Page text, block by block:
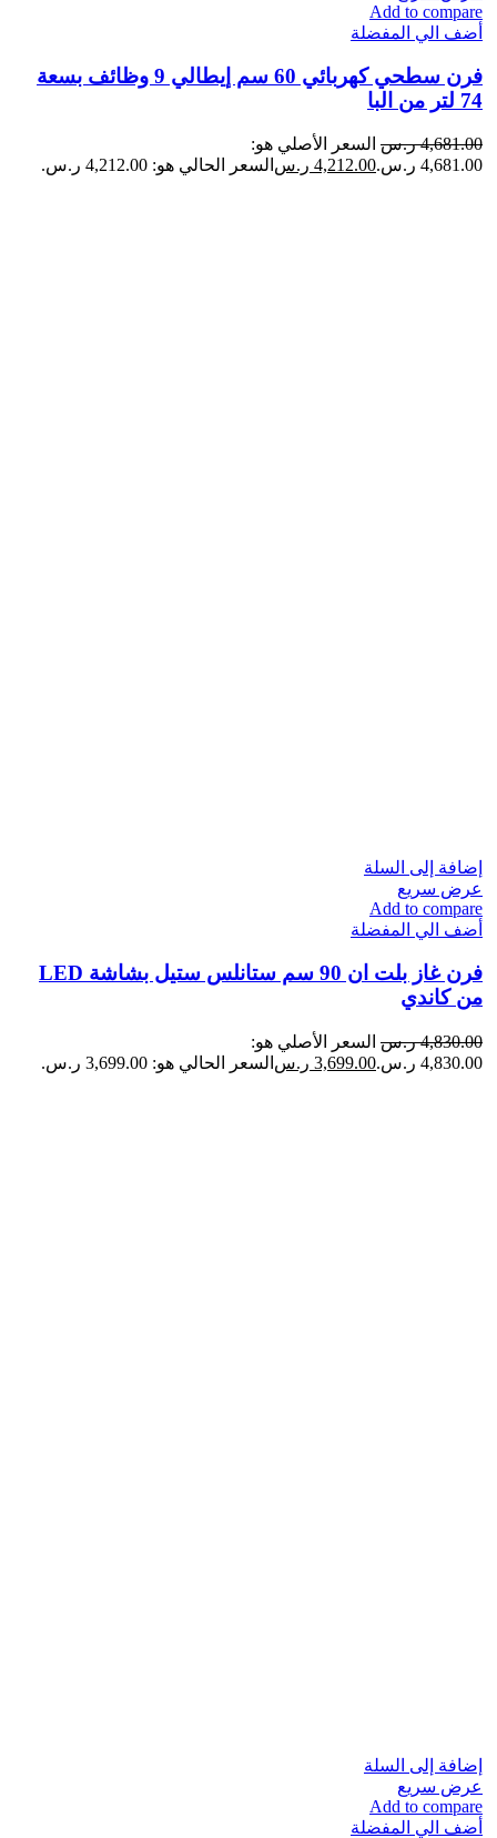
Add to compare
أضف الي المفضلة
فرن سطحي كهربائي 60 سم إيطالي 9 وظائف بسعة
74 لتر من البا
4,681.00 ر.س السعر الأصلي هو:
4,681.00 ر.س.
4,212.00 ر.س السعر الحالي هو: 4,212.00 ر.س.
إضافة إلى السلة
عرض سريع
Add to compare
أضف الي المفضلة
فرن غاز بلت ان​ 90 سم ستانلس ستيل بشاشة LED
من كاندي
4,830.00 ر.س السعر الأصلي هو:
4,830.00 ر.س.
3,699.00 ر.س السعر الحالي هو: 3,699.00 ر.س.
إضافة إلى السلة
عرض سريع
Add to compare
أضف الي المفضلة